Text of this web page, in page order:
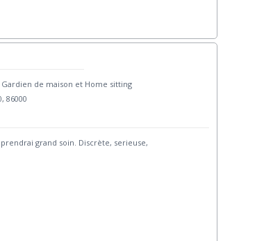
Gardien de maison et Home sitting
86000
grand soin. Discrète, serieuse,